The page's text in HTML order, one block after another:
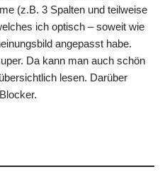
(z.B. 3 Spalten und teilweise
ich optisch – soweit wie
angepasst habe.
Da kann man auch schön
lesen. Darüber